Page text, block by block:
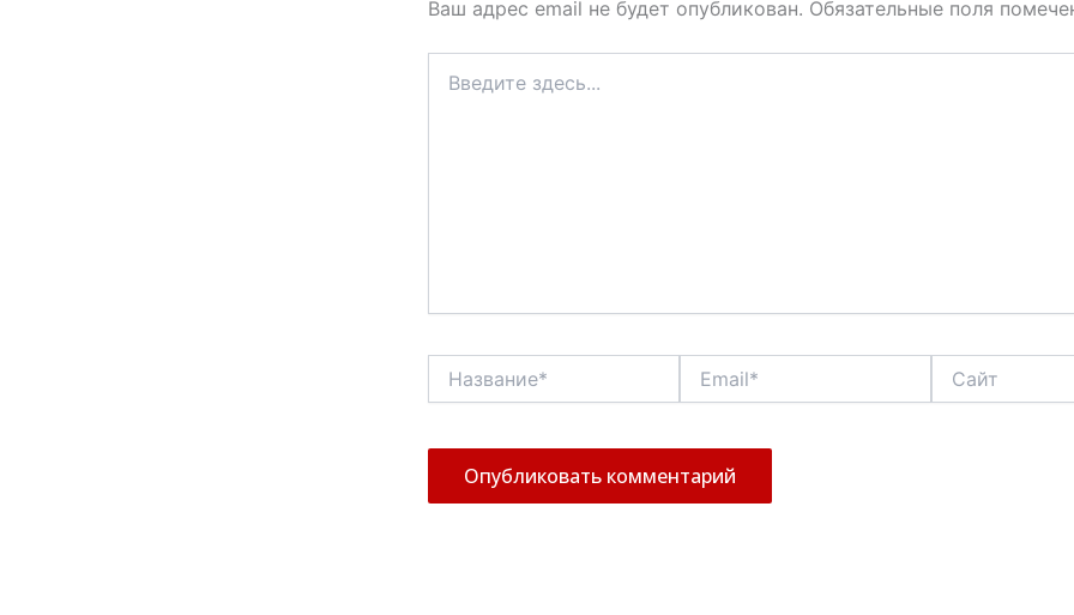
Ваш адрес email не будет опубликован. Обязательные поля
здесь...